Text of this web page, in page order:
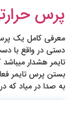
پرس
معرفی کامل یک
دستی در واقع با
تایمر هشدار
بستن پرس تایمر
به صدا در میاد که